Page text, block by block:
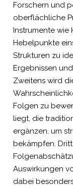
Forschern und
oberflächliche
Instrumente wie
Hebelpunkte
Strukturen zu
Ergebnissen
Zweitens wird
Folgen zu
liegt, die
ergänzen, um
bekämpfen.
Auswirkungen
dabei